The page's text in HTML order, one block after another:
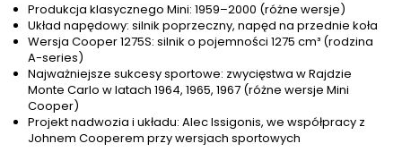
Produkcja klasycznego Mini: 1959–2000 (różne wersje)
Układ napędowy: silnik poprzeczny, napęd na przednie koła
Wersja Cooper 1275S: silnik o pojemności 1275 cm³ (rodzina
A-series)
Najważniejsze sukcesy sportowe: zwycięstwa w Rajdzie
Monte Carlo w latach 1964, 1965, 1967 (różne wersje Mini
Cooper)
Projekt nadwozia i układu: Alec Issigonis, we współpracy z
Johnem Cooperem przy wersjach sportowych